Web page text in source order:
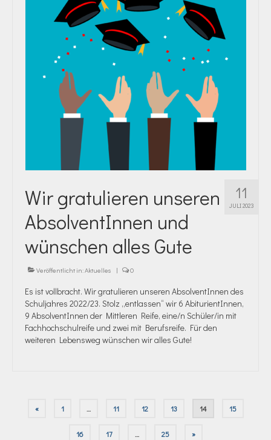
11
JULI 2023
Wir gratulieren unseren
AbsolventInnen und
wünschen alles Gute
Veröffentlicht in:Aktuelles | 0
Es ist vollbracht. Wir gratulieren unseren AbsolventInnen des
Schuljahres 2022/23. Stolz „entlassen“ wir 6 AbiturientInnen,
9 AbsolventInnen der Mittleren Reife, eine/n Schüler/in mit
Fachhochschulreife und zwei mit Berufsreife. Für den
weiteren Lebensweg wünschen wir alles Gute!
Seitennummerierung
« 1 … 11 12 13 14 15
16 17 … 25 »